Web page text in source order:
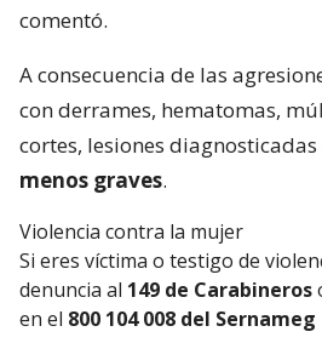
comentó.
A consecuencia de las
con derrames, hematomas,
cortes, lesiones
menos graves.
Violencia contra la mujer
Si eres víctima o testigo de
denuncia al 149 de Carabineros
en el 800 104 008 del Sernameg